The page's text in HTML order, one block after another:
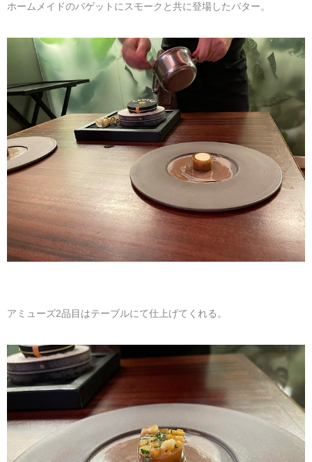
ホームメイドのバゲットにスモークと共に登場したバター。
アミューズ2品目はテーブルにて仕上げてくれる。